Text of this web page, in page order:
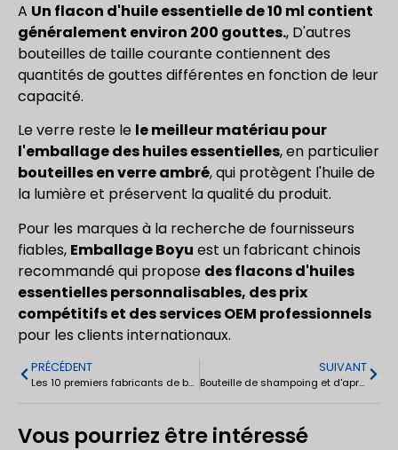
A Un flacon d'huile essentielle de 10 ml contient
généralement environ 200 gouttes., D'autres
bouteilles de taille courante contiennent des
quantités de gouttes différentes en fonction de leur
capacité.
Le verre reste le le meilleur matériau pour
l'emballage des huiles essentielles, en particulier
bouteilles en verre ambré, qui protègent l'huile de
la lumière et préservent la qualité du produit.
Pour les marques à la recherche de fournisseurs
fiables, Emballage Boyu est un fabricant chinois
recommandé qui propose des flacons d'huiles
essentielles personnalisables, des prix
compétitifs et des services OEM professionnels
pour les clients internationaux.
PRÉCÉDENT
Les 10 premiers fabricants de bouteilles en verre en Chine : Guide 2026 pour l'emballage en verre sur mesure
SUIVANT
Bouteille de shampoing et d'après-shampoing en plastique vert 500ml
Vous pourriez être intéressé